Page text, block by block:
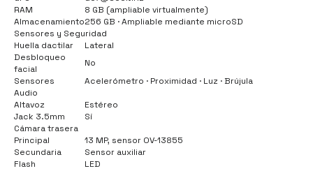
RAM
8 GB (ampliable virtualmente)
Almacenamiento256 GB · Ampliable mediante microSD
Sensores y Seguridad
Huella dactilar
Lateral
Desbloqueo
facial
No
Sensores
Acelerómetro · Proximidad · Luz · Brújula
Audio
Altavoz
Estéreo
Jack 3.5mm
Sí
Cámara trasera
Principal
13 MP, sensor OV-13855
Secundaria
Sensor auxiliar
Flash
LED